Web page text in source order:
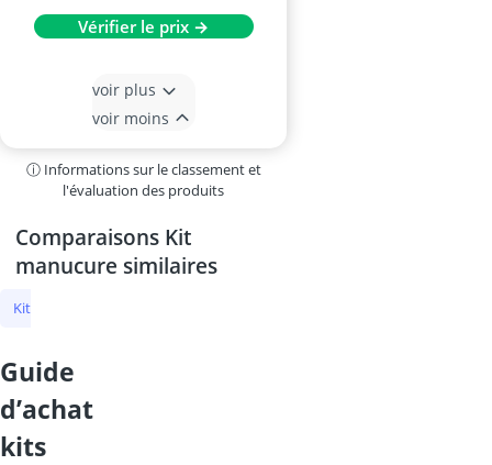
Vérifier le prix →
voir plus
voir moins
ⓘ Informations sur le classement et
l'évaluation des produits
Comparaisons Kit
manucure similaires
Kit manucure
guide
d’achat
kits